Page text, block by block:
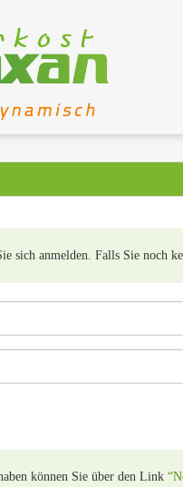
sich anmelden. Falls Sie noch
können Sie über den Link